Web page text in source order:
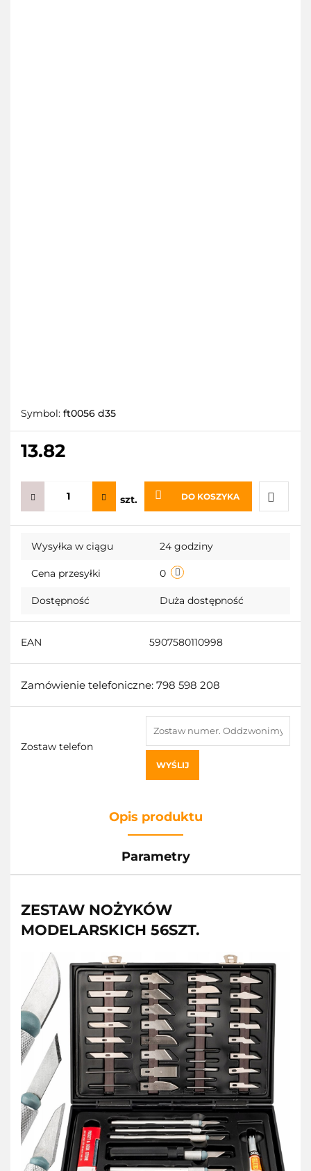
Symbol: ft0056 d35
13.82
szt. DO KOSZYKA
Do
Wysyłka w ciągu 24 godziny
Cena przesyłki 0
Dostępność Duża dostępność
EAN 5907580110998
Zamówienie telefoniczne: 798 598 208
Zostaw telefon
WYŚLIJ
Opis produktu
Parametry
ZESTAW NOŻYKÓW
MODELARSKICH 56SZT.